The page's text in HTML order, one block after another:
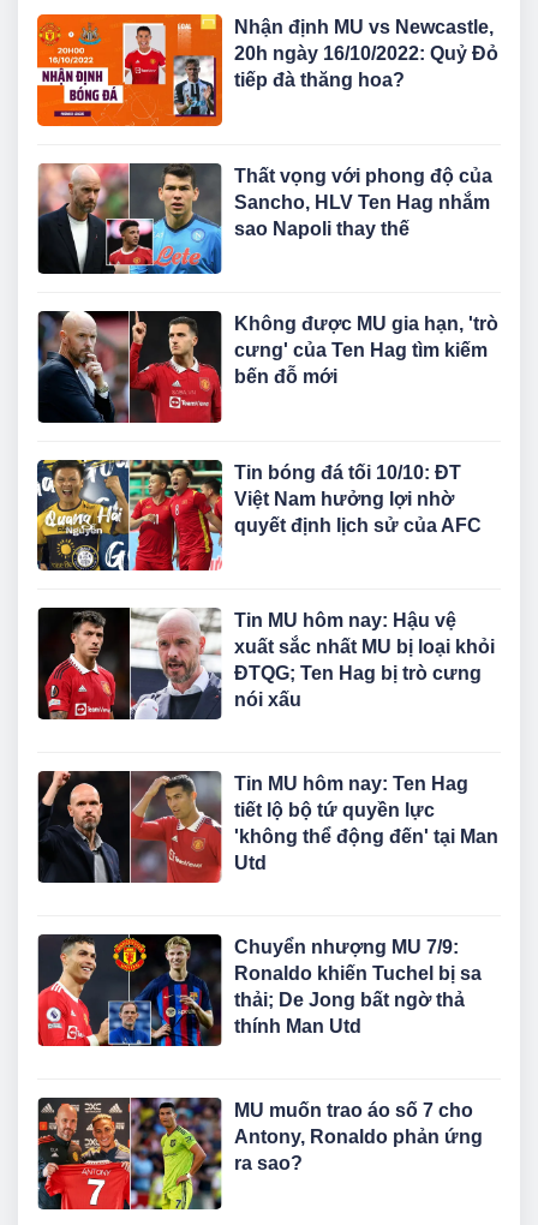
Nhận định MU vs Newcastle,
20h ngày 16/10/2022: Quỷ Đỏ
tiếp đà thăng hoa?
Thất vọng với phong độ của
Sancho, HLV Ten Hag nhắm
sao Napoli thay thế
Không được MU gia hạn, 'trò
cưng' của Ten Hag tìm kiếm
bến đỗ mới
Tin bóng đá tối 10/10: ĐT
Việt Nam hưởng lợi nhờ
quyết định lịch sử của AFC
Tin MU hôm nay: Hậu vệ
xuất sắc nhất MU bị loại khỏi
ĐTQG; Ten Hag bị trò cưng
nói xấu
Tin MU hôm nay: Ten Hag
tiết lộ bộ tứ quyền lực
'không thể động đến' tại Man
Utd
Chuyển nhượng MU 7/9:
Ronaldo khiến Tuchel bị sa
thải; De Jong bất ngờ thả
thính Man Utd
MU muốn trao áo số 7 cho
Antony, Ronaldo phản ứng
ra sao?